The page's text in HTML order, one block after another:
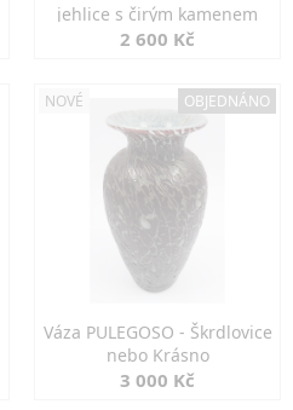
jehlice s čirým kamenem
2 600 Kč
NOVÉ OBJEDNÁNO
Váza PULEGOSO - Škrdlovice
nebo Krásno
3 000 Kč